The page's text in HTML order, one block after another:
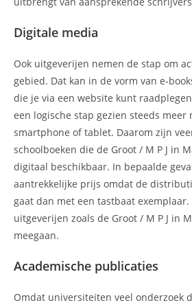
Digitale media
Ook uitgeverijen nemen de stap om
gebied. Dat kan in de vorm van e-
die je via een website kunt
een logische stap gezien steeds meer
smartphone of tablet. Daarom zijn
schoolboeken die de Groot / M P J in
digitaal beschikbaar. In bepaalde
aantrekkelijke prijs omdat de
gaat dan met een tastbaat exemplaar.
uitgeverijen zoals de Groot / M P J in
meegaan.
Academische publicaties
Omdat universiteiten veel onderzoek